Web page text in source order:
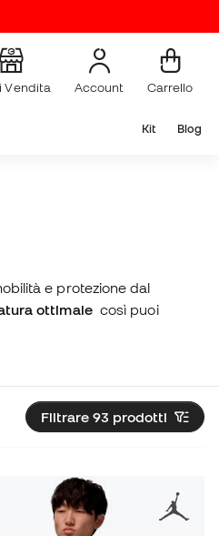
Vendita Account Carrello
Kit Blog
e protezione dal
ottimalecosì puoi
Filtrare 93 prodotti